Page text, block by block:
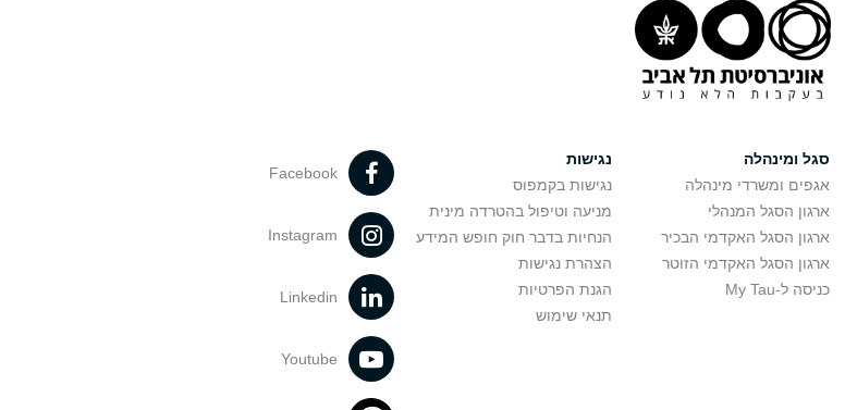
סגל ומינהלה
אגפים ומשרדי מינהלה
ארגון הסגל המנהלי
ארגון הסגל האקדמי הבכיר
ארגון הסגל האקדמי הזוטר
כניסה ל-My Tau
נגישות
נגישות בקמפוס
מניעה וטיפול בהטרדה מינית
הנחיות בדבר חוק חופש המידע
הצהרת נגישות
הגנת הפרטיות
תנאי שימוש
Facebook
Instagram
Linkedin
Youtube